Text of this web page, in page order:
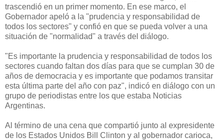
trascendió en un primer momento. En ese marco, el
Gobernador apeló a la "prudencia y responsabilidad de
todos los sectores" y confió en que se pueda volver a una
situación de "normalidad" a través del diálogo.
"Es importante la prudencia y responsabilidad de todos los
sectores cuando faltan dos días para que se cumplan 30 de
años de democracia y es importante que podamos transitar
esta última parte del año con paz", indicó en diálogo con un
grupo de periodistas entre los que estaba Noticias
Argentinas.
Al término de una cena que compartió junto al expresidente
de los Estados Unidos Bill Clinton y al gobernador carioca,